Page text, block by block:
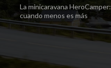
La minicaravana HeroCamper:
cuando menos es más